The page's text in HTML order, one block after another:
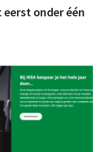
eerst onder één